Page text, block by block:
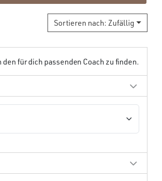
Sortieren nach:Zufällig
für dich passenden Coach zu finden.